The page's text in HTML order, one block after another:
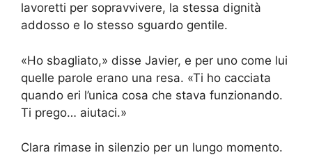
lavoretti per sopravvivere, la stessa dignità
addosso e lo stesso sguardo gentile.
«Ho sbagliato,» disse Javier, e per uno come lui
quelle parole erano una resa. «Ti ho cacciata
quando eri l’unica cosa che stava funzionando.
Ti prego… aiutaci.»
Clara rimase in silenzio per un lungo momento.